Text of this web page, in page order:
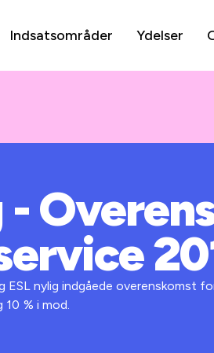
Indsatsområder Ydelser
ESL nylig indgåede overenskomst
% i mod.